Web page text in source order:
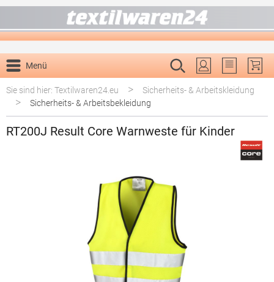
Menü
Du hast 0
Sie sind hier: Textilwaren24.eu
> Sicherheits- & Arbeitskleidung
> Sicherheits- & Arbeitsbekleidung
RT200J Result Core Warnweste für Kinder